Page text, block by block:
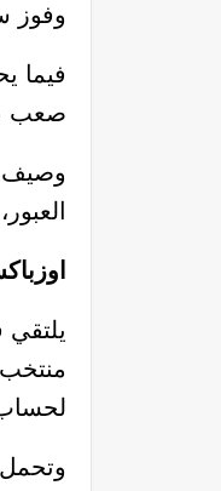
وفوز
صعب
يلتقي
منتخب
لحساب
وتحمل